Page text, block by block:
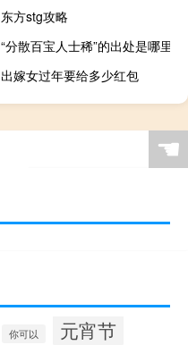
东方stg攻略
“分散百宝人士稀”的出处是哪里
出嫁女过年要给多少红包
☚
你可以 元宵节